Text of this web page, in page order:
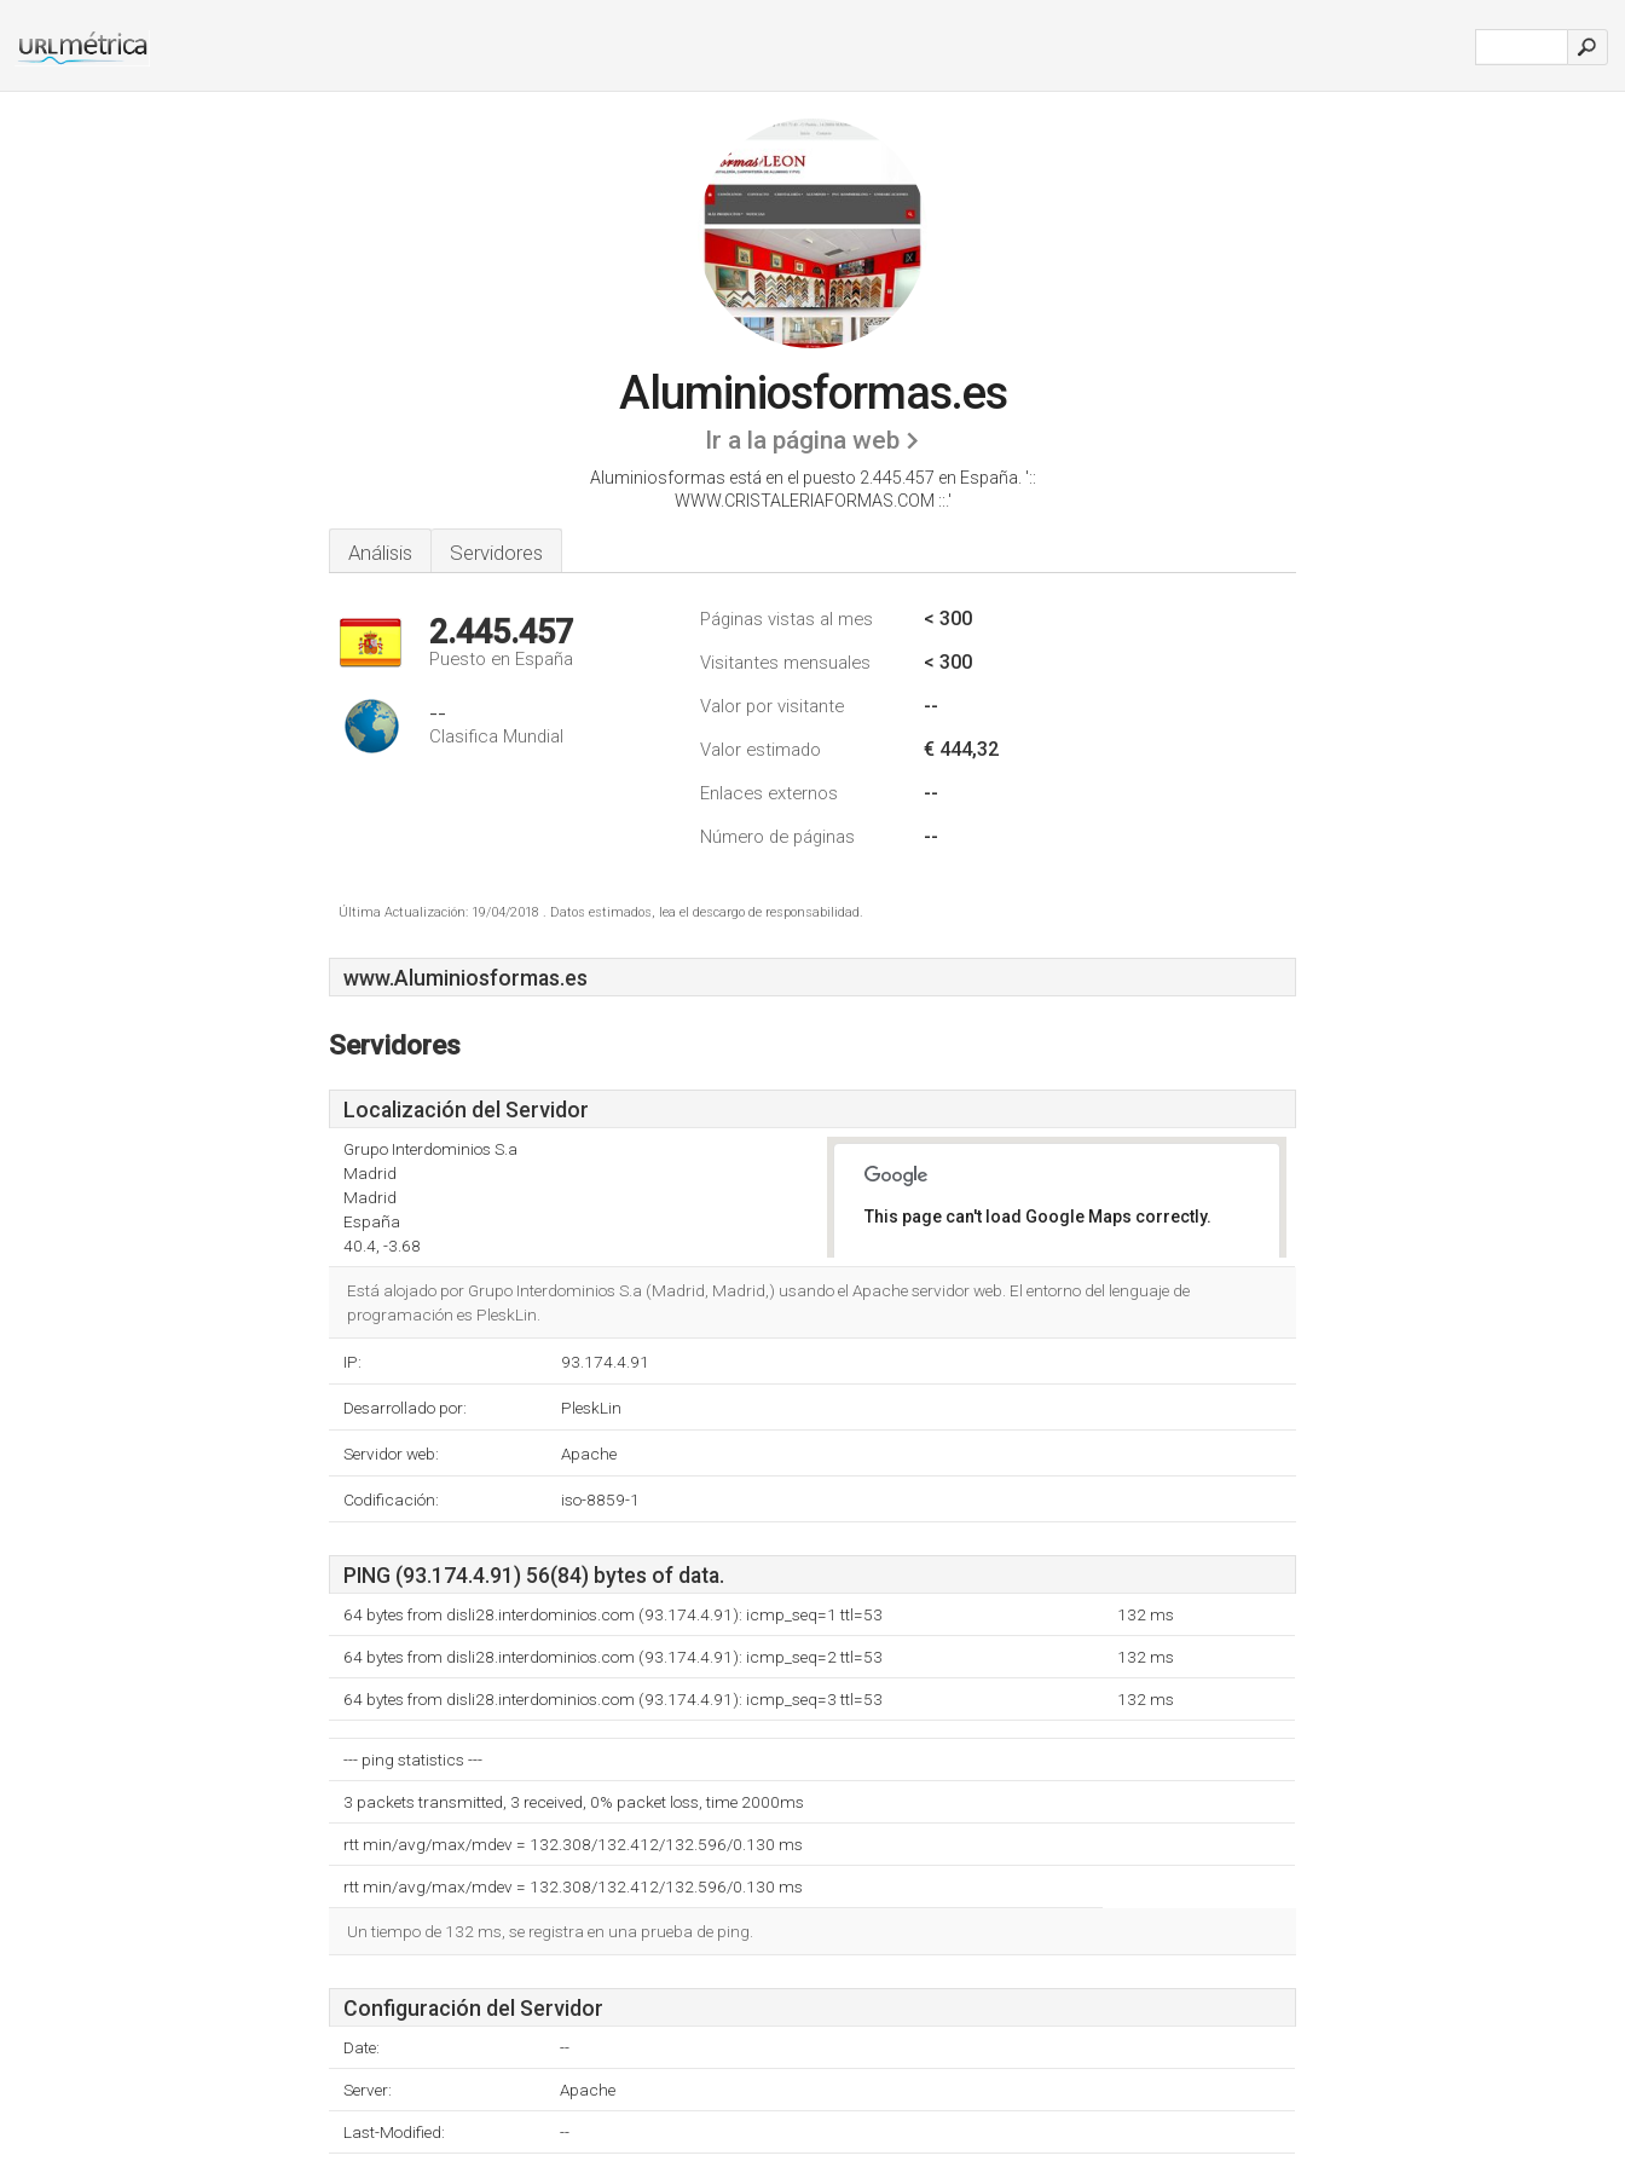
Aluminiosformas.es
Ir a la página web
Aluminiosformas está en el puesto 2.445.457 en España. '::
WWW.CRISTALERIAFORMAS.COM ::.'
Análisis Servidores
2.445.457
Puesto en España
--
Clasifica Mundial
Páginas vistas al mes < 300
Visitantes mensuales < 300
Valor por visitante --
Valor estimado € 444,32
Enlaces externos --
Número de páginas --
Última Actualización: 19/04/2018 . Datos estimados, lea el descargo de responsabilidad.
www.Aluminiosformas.es
Servidores
Localización del Servidor
Grupo Interdominios S.a
Madrid
Madrid
España
40.4, -3.68
This page can't load Google Maps correctly.
Está alojado por Grupo Interdominios S.a (Madrid, Madrid,) usando el Apache servidor web. El entorno del lenguaje de
programación es PleskLin.
IP: 93.174.4.91
Desarrollado por: PleskLin
Servidor web: Apache
Codificación: iso-8859-1
PING (93.174.4.91) 56(84) bytes of data.
64 bytes from disli28.interdominios.com (93.174.4.91): icmp_seq=1 ttl=53 132 ms
64 bytes from disli28.interdominios.com (93.174.4.91): icmp_seq=2 ttl=53 132 ms
64 bytes from disli28.interdominios.com (93.174.4.91): icmp_seq=3 ttl=53 132 ms
--- ping statistics ---
3 packets transmitted, 3 received, 0% packet loss, time 2000ms
rtt min/avg/max/mdev = 132.308/132.412/132.596/0.130 ms
rtt min/avg/max/mdev = 132.308/132.412/132.596/0.130 ms
Un tiempo de 132 ms, se registra en una prueba de ping.
Configuración del Servidor
Date: --
Server: Apache
Last-Modified: --